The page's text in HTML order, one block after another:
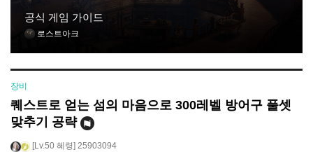
공식 게임 가이드
로스트아크
장비
퀘스트로 얻는 섬의 마음으로 300레벨 방어구 풀셋
맞추기 공략
Lv.50 혜령 25903094